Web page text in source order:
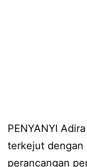
PENYANYI
terkejut dengan
perancangan